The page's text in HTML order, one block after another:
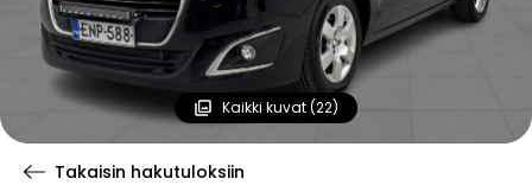
Kaikki kuvat (22)
Takaisin hakutuloksiin